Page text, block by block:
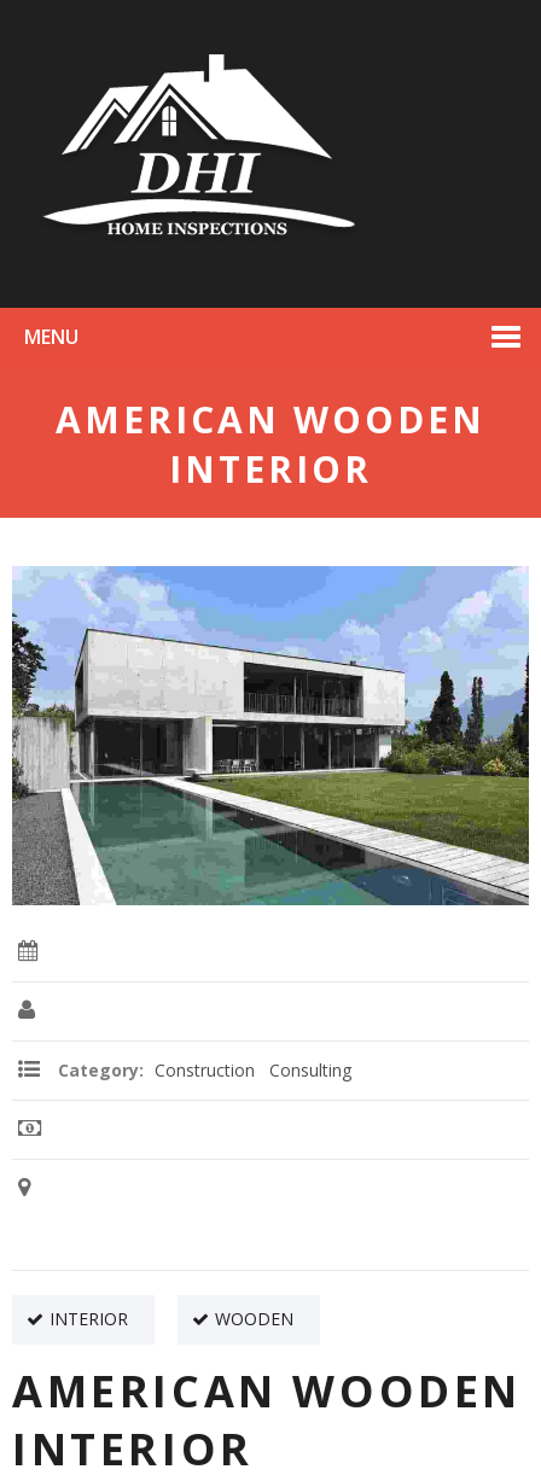
MENU
AMERICAN WOODEN
INTERIOR
Category: Construction ,Consulting
INTERIOR WOODEN
AMERICAN WOODEN
INTERIOR